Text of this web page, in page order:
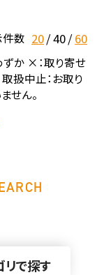
数 20 40 60
か ×：取り寄せ
扱中止：お取り
せん。
リで探す